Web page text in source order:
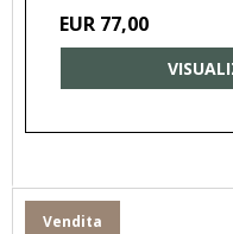
EUR 77,00
Vendita